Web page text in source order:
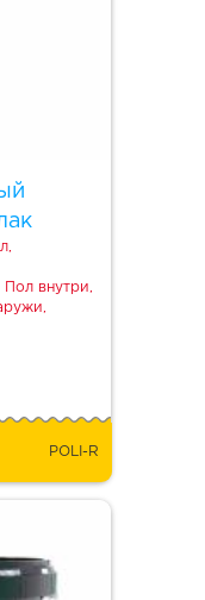
Пол внутри,
POLI-R